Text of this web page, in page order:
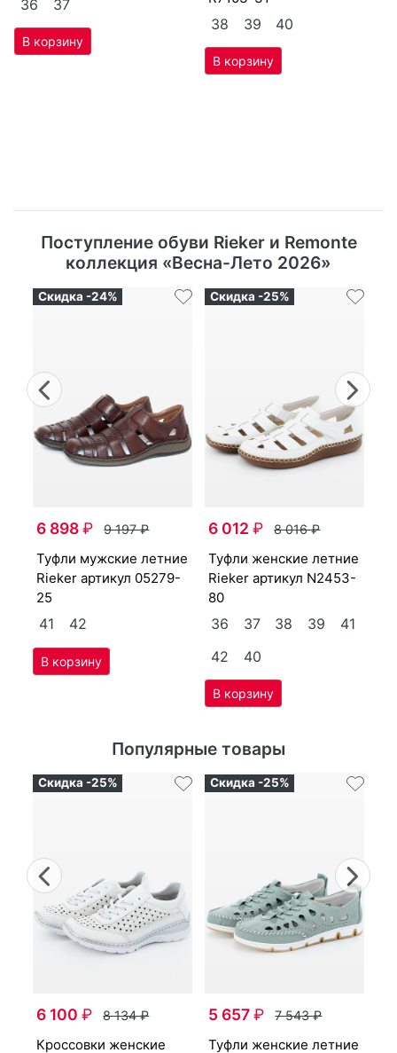
36 37
38 39 40
Поступление обуви Rieker и Remonte
коллекция «Весна-Лето 2026»
Previous
Скидка -24%
6 898₽ 9 197₽
туф­ли мужс­кие лет­ние
Ri­eker артикул 05279-
25
41 42
Скидка -25%
6 012₽ 8 016₽
туф­ли женс­кие лет­ние
Ri­eker артикул N2453-
80
36 37 38 39
41
42
40
Популярные товары
Previous
Скидка -25%
6 100₽ 8 134₽
крос­совки женс­кие
Скидка -25%
5 657₽ 7 543₽
туф­ли женс­кие лет­ние